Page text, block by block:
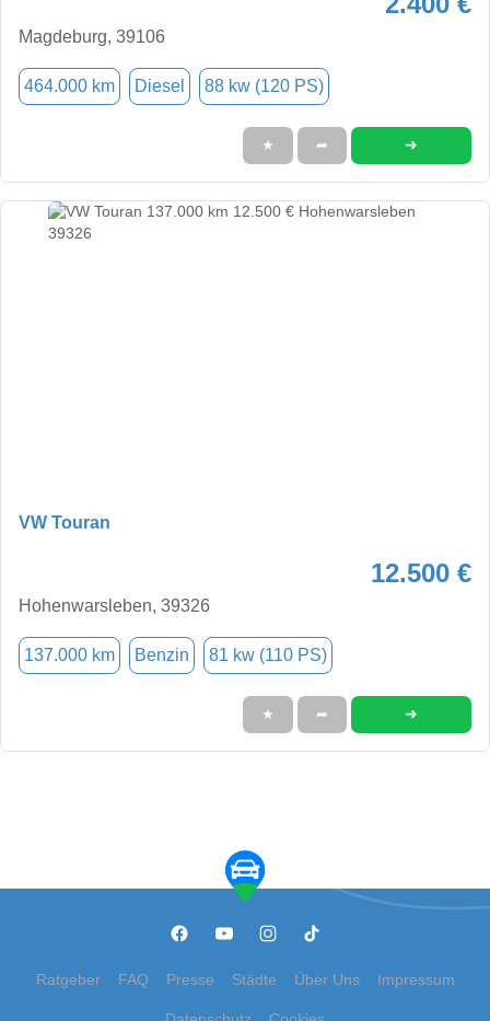
Magdeburg, 39106
464.000 km Diesel 88 kw (120 PS)
★ ➦ ➜
VW Touran
12.500 €
Hohenwarsleben, 39326
137.000 km Benzin 81 kw (110 PS)
★ ➦ ➜
Ratgeber FAQ Presse Städte Über Uns Impressum